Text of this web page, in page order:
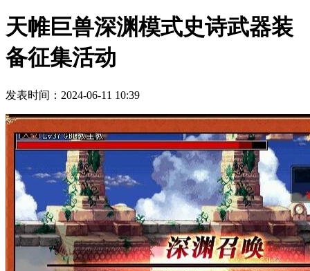
天帷巨兽深渊模式史诗武器装
备征集活动
发表时间：2024-06-11 10:39